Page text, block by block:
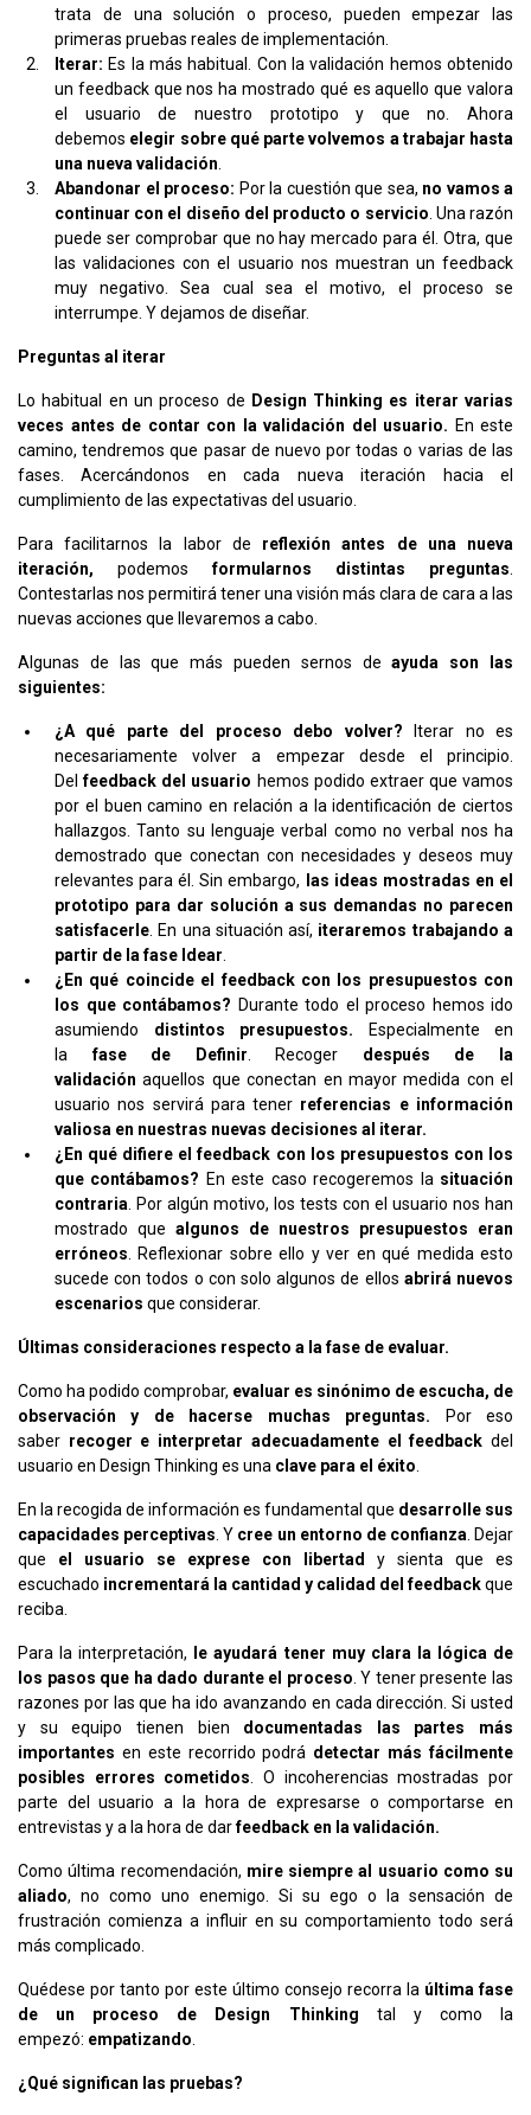
trata de una solución o proceso, pueden empezar las
primeras pruebas reales de implementación.
Iterar: Es la más habitual. Con la validación hemos obtenido
un feedback que nos ha mostrado qué es aquello que valora
el usuario de nuestro prototipo y que no. Ahora
debemos elegir sobre qué parte volvemos a trabajar hasta
una nueva validación
Abandonar el proceso: Por la cuestión que sea, no vamos a
continuar con el diseño del producto o servicio . Una razón
puede ser comprobar que no hay mercado para él. Otra, que
las validaciones con el usuario nos muestran un feedback
muy negativo. Sea cual sea el motivo, el proceso se
interrumpe. Y dejamos de diseñar.
Preguntas al iterar
Lo habitual en un proceso de Design Thinking es iterar varias
veces antes de contar con la validación del usuario. En este
camino, tendremos que pasar de nuevo por todas o varias de las
fases. Acercándonos en cada nueva iteración hacia el
cumplimiento de las expectativas del usuario.
Para facilitarnos la labor de reflexión antes de una nueva
iteración, podemosformularnos distintas preguntas
Contestarlas nos permitirá tener una visión más clara de cara a las
nuevas acciones que llevaremos a cabo.
Algunas de las que más pueden sernos deayuda son las
siguientes:
¿A qué parte del proceso debo volver? Iterar no es
necesariamente volver a empezar desde el principio.
Delfeedback del usuario hemos podido extraer que vamos
por el buen camino en relación a la identificación de ciertos
hallazgos. Tanto su lenguaje verbal como no verbal nos ha
demostrado que conectan con necesidades y deseos muy
relevantes para él. Sin embargo, las ideas mostradas en el
prototipo para dar solución a sus demandas no parecen
satisfacerle . En una situación así, iteraremos trabajando a
partir de la fase Idear
¿En qué coincide el feedback con los presupuestos con
los que contábamos? Durante todo el proceso hemos ido
asumiendo distintos presupuestos. Especialmente en
la fase de Definir . Recoger después de la
validación aquellos que conectan en mayor medida con el
usuario nos servirá para tener referencias e información
valiosa en nuestras nuevas decisiones al iterar.
¿En qué difiere el feedback con los presupuestos con los
que contábamos? En este caso recogeremos la situación
contraria . Por algún motivo, los tests con el usuario nos han
mostrado que algunos de nuestros presupuestos eran
erróneos . Reflexionar sobre ello y ver en qué medida esto
sucede con todos o con solo algunos de ellos abrirá nuevos
escenarios que considerar.
Últimas consideraciones respecto a la fase de evaluar.
Como ha podido comprobar, evaluar es sinónimo de escucha, de
observación y de hacerse muchas preguntas. Por eso
saber recoger e interpretar adecuadamente el feedback del
usuario en Design Thinking es una clave para el éxito
En la recogida de información es fundamental que desarrolle sus
capacidades perceptivas . Y cree un entorno de confianza . Dejar
que el usuario se exprese con libertad y sienta que es
escuchado incrementará la cantidad y calidad del feedbackque
reciba.
Para la interpretación, le ayudará tener muy clara la lógica de
los pasos que ha dado durante el proceso . Y tener presente las
razones por las que ha ido avanzando en cada dirección. Si usted
y su equipo tienen bien documentadas las partes más
importantes en este recorrido podrá detectar más fácilmente
posibles errores cometidos . O incoherencias mostradas por
parte del usuario a la hora de expresarse o comportarse en
entrevistas y a la hora de darfeedback en la validación.
Como última recomendación, mire siempre al usuario como su
aliado, no como uno enemigo. Si su ego o la sensación de
frustración comienza a influir en su comportamiento todo será
más complicado.
Quédese por tanto por este último consejo recorra la última fase
de un proceso de Design Thinking tal y como la
empezó: empatizando
¿Qué significan las pruebas?